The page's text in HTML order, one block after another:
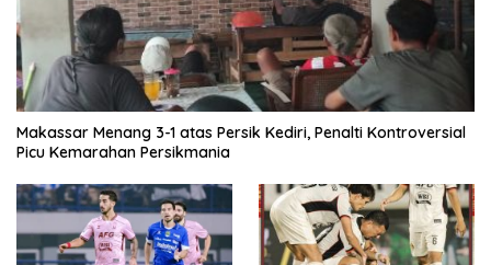
Makassar Menang 3-1 atas Persik Kediri, Penalti Kontroversial
Picu Kemarahan Persikmania